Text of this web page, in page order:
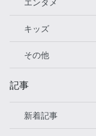
エンタメ
キッズ
その他
記事
新着記事